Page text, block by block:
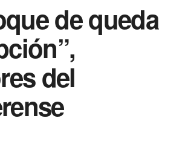
de queda
del